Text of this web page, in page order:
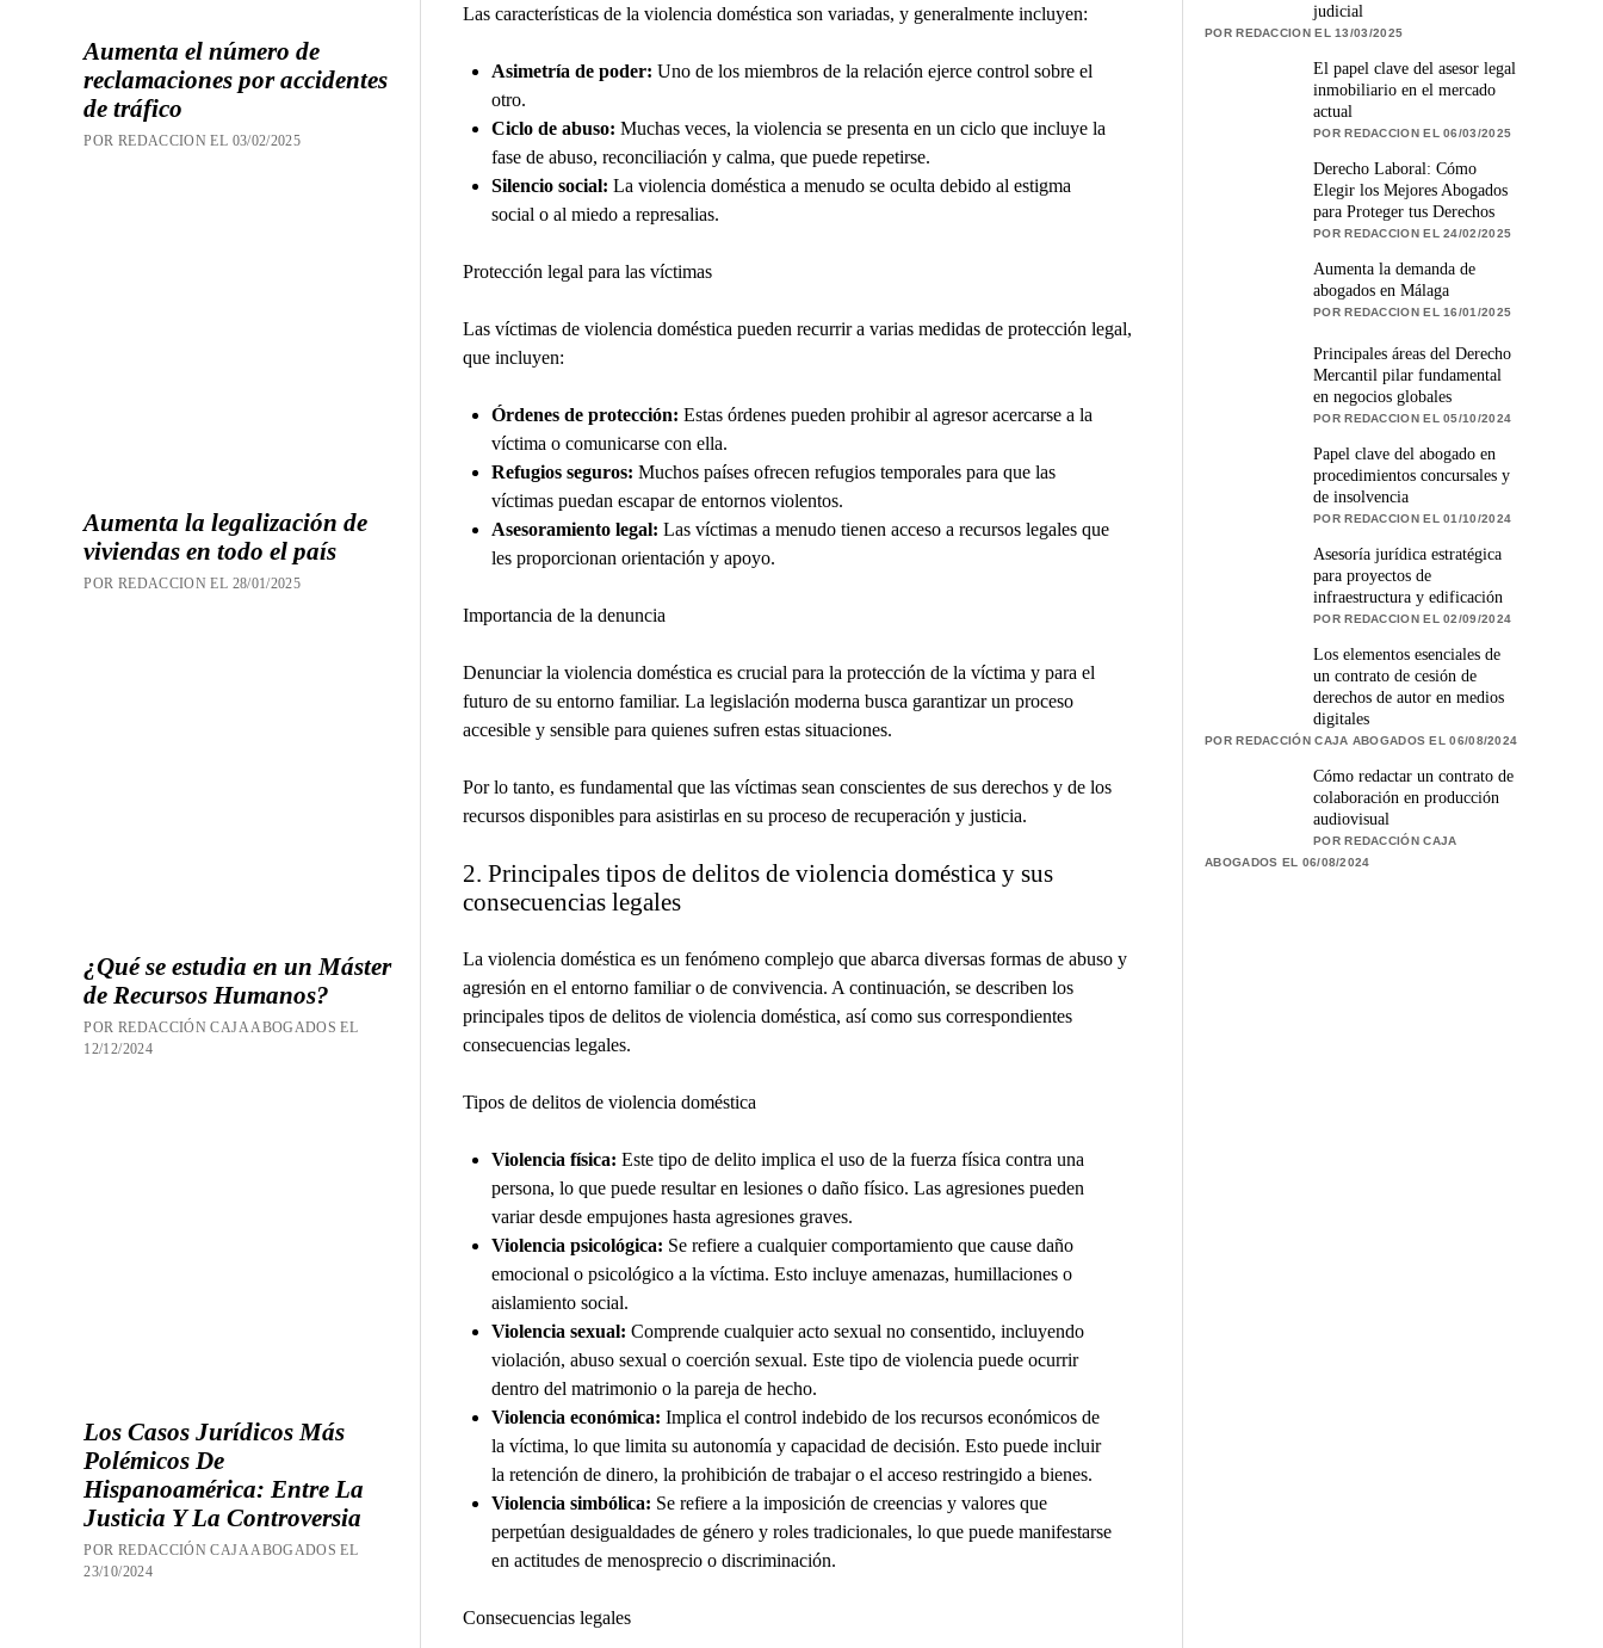
Aumenta el número de
reclamaciones por accidentes
de tráfico
POR REDACCION EL 03/02/2025
Aumenta la legalización de
viviendas en todo el país
POR REDACCION EL 28/01/2025
¿Qué se estudia en un Máster
de Recursos Humanos?
POR REDACCIÓN CAJA ABOGADOS EL
12/12/2024
Los Casos Jurídicos Más
Polémicos De
Hispanoamérica: Entre La
Justicia Y La Controversia
POR REDACCIÓN CAJA ABOGADOS EL
23/10/2024
Las características de la violencia doméstica son variadas, y generalmente incluyen:
Asimetría de poder: Uno de los miembros de la relación ejerce control sobre el
otro.
Ciclo de abuso: Muchas veces, la violencia se presenta en un ciclo que incluye la
fase de abuso, reconciliación y calma, que puede repetirse.
Silencio social: La violencia doméstica a menudo se oculta debido al estigma
social o al miedo a represalias.
Protección legal para las víctimas
Las víctimas de violencia doméstica pueden recurrir a varias medidas de protección legal,
que incluyen:
Órdenes de protección: Estas órdenes pueden prohibir al agresor acercarse a la
víctima o comunicarse con ella.
Refugios seguros: Muchos países ofrecen refugios temporales para que las
víctimas puedan escapar de entornos violentos.
Asesoramiento legal: Las víctimas a menudo tienen acceso a recursos legales que
les proporcionan orientación y apoyo.
Importancia de la denuncia
Denunciar la violencia doméstica es crucial para la protección de la víctima y para el
futuro de su entorno familiar. La legislación moderna busca garantizar un proceso
accesible y sensible para quienes sufren estas situaciones.
Por lo tanto, es fundamental que las víctimas sean conscientes de sus derechos y de los
recursos disponibles para asistirlas en su proceso de recuperación y justicia.
2. Principales tipos de delitos de violencia doméstica y sus
consecuencias legales
La violencia doméstica es un fenómeno complejo que abarca diversas formas de abuso y
agresión en el entorno familiar o de convivencia. A continuación, se describen los
principales tipos de delitos de violencia doméstica, así como sus correspondientes
consecuencias legales.
Tipos de delitos de violencia doméstica
Violencia física: Este tipo de delito implica el uso de la fuerza física contra una
persona, lo que puede resultar en lesiones o daño físico. Las agresiones pueden
variar desde empujones hasta agresiones graves.
Violencia psicológica: Se refiere a cualquier comportamiento que cause daño
emocional o psicológico a la víctima. Esto incluye amenazas, humillaciones o
aislamiento social.
Violencia sexual: Comprende cualquier acto sexual no consentido, incluyendo
violación, abuso sexual o coerción sexual. Este tipo de violencia puede ocurrir
dentro del matrimonio o la pareja de hecho.
Violencia económica: Implica el control indebido de los recursos económicos de
la víctima, lo que limita su autonomía y capacidad de decisión. Esto puede incluir
la retención de dinero, la prohibición de trabajar o el acceso restringido a bienes.
Violencia simbólica: Se refiere a la imposición de creencias y valores que
perpetúan desigualdades de género y roles tradicionales, lo que puede manifestarse
en actitudes de menosprecio o discriminación.
Consecuencias legales
judicial
POR REDACCION EL 13/03/2025
El papel clave del asesor legal
inmobiliario en el mercado
actual
POR REDACCION EL 06/03/2025
Derecho Laboral: Cómo
Elegir los Mejores Abogados
para Proteger tus Derechos
POR REDACCION EL 24/02/2025
Aumenta la demanda de
abogados en Málaga
POR REDACCION EL 16/01/2025
Principales áreas del Derecho
Mercantil pilar fundamental
en negocios globales
POR REDACCION EL 05/10/2024
Papel clave del abogado en
procedimientos concursales y
de insolvencia
POR REDACCION EL 01/10/2024
Asesoría jurídica estratégica
para proyectos de
infraestructura y edificación
POR REDACCION EL 02/09/2024
Los elementos esenciales de
un contrato de cesión de
derechos de autor en medios
digitales
POR REDACCIÓN CAJA ABOGADOS EL 06/08/2024
Cómo redactar un contrato de
colaboración en producción
audiovisual
POR REDACCIÓN CAJA
ABOGADOS EL 06/08/2024